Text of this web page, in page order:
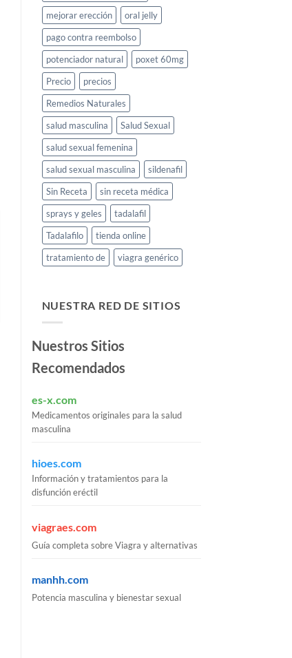
mejorar erección
oral jelly
pago contra reembolso
potenciador natural
poxet 60mg
Precio
precios
Remedios Naturales
salud masculina
Salud Sexual
salud sexual femenina
salud sexual masculina
sildenafil
Sin Receta
sin receta médica
sprays y geles
tadalafil
Tadalafilo
tienda online
tratamiento de
viagra genérico
NUESTRA RED DE SITIOS
Nuestros Sitios
Recomendados
es-x.com
Medicamentos originales para la salud
masculina
hioes.com
Información y tratamientos para la
disfunción eréctil
viagraes.com
Guía completa sobre Viagra y alternativas
manhh.com
Potencia masculina y bienestar sexual